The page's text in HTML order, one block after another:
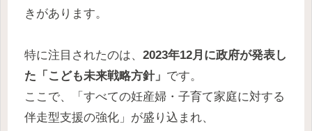
きがあります。
特に注目されたのは、 2023年12月に政府が発表し
た「こども未来戦略方針」 です。
ここで、「すべての妊産婦・子育て家庭に対する
伴走型支援の強化」が盛り込まれ、